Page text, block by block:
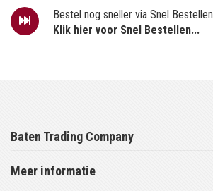
Bestel nog sneller via Snel Bestellen
Klik hier voor Snel Bestellen...
Baten Trading Company
Meer informatie